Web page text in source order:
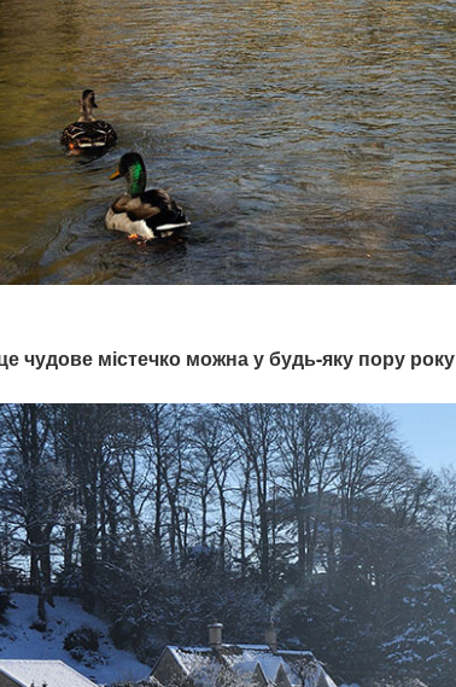
чудове містечко можна у будь-яку пору року